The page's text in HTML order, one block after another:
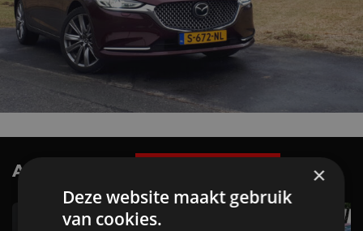
Contact
MotorRAI.nl
AutoRAI.nl TV ×
Deze website maakt gebruik
van cookies.